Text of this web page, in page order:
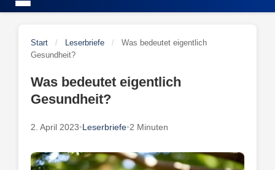
Start / Leserbriefe /
Was bedeutet eigentlich
Gesundheit?
Was bedeutet eigentlich
Gesundheit?
2. April 2023•Leserbriefe•2 Minuten